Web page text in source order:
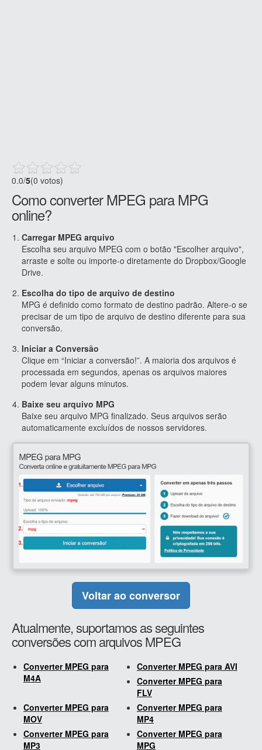
0.0/5(0 votos)
Como converter MPEG para MPG
online?
Carregar MPEG arquivo
Escolha seu arquivo MPEG com o botão "Escolher arquivo",
arraste e solte ou importe-o diretamente do Dropbox/Google
Drive.
Escolha do tipo de arquivo de destino
MPG é definido como formato de destino padrão. Altere-o se
precisar de um tipo de arquivo de destino diferente para sua
conversão.
Iniciar a Conversão
Clique em “Iniciar a conversão!”. A maioria dos arquivos é
processada em segundos, apenas os arquivos maiores
podem levar alguns minutos.
Baixe seu arquivo MPG
Baixe seu arquivo MPG finalizado. Seus arquivos serão
automaticamente excluídos de nossos servidores.
Voltar ao conversor
Atualmente, suportamos as seguintes
conversões com arquivos MPEG
Converter MPEG para
M4A
Converter MPEG para AVI
Converter MPEG para
FLV
Converter MPEG para
MOV
Converter MPEG para
MP4
Converter MPEG para
MP3
Converter MPEG para
MPG